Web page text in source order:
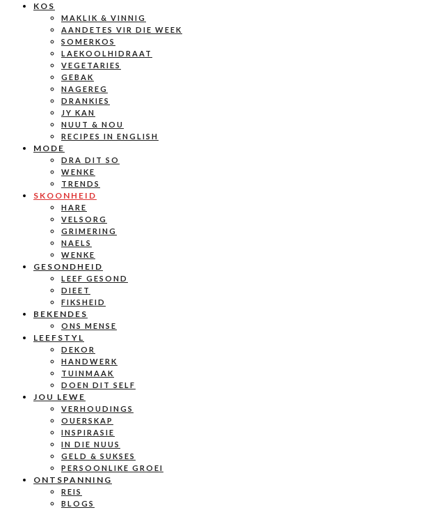
KOS
MAKLIK & VINNIG
AANDETES VIR DIE WEEK
SOMERKOS
LAEKOOLHIDRAAT
VEGETARIES
GEBAK
NAGEREG
DRANKIES
JY KAN
NUUT & NOU
RECIPES IN ENGLISH
MODE
DRA DIT SO
WENKE
TRENDS
SKOONHEID
HARE
VELSORG
GRIMERING
NAELS
WENKE
GESONDHEID
LEEF GESOND
DIEET
FIKSHEID
BEKENDES
ONS MENSE
LEEFSTYL
DEKOR
HANDWERK
TUINMAAK
DOEN DIT SELF
JOU LEWE
VERHOUDINGS
OUERSKAP
INSPIRASIE
IN DIE NUUS
GELD & SUKSES
PERSOONLIKE GROEI
ONTSPANNING
REIS
BLOGS